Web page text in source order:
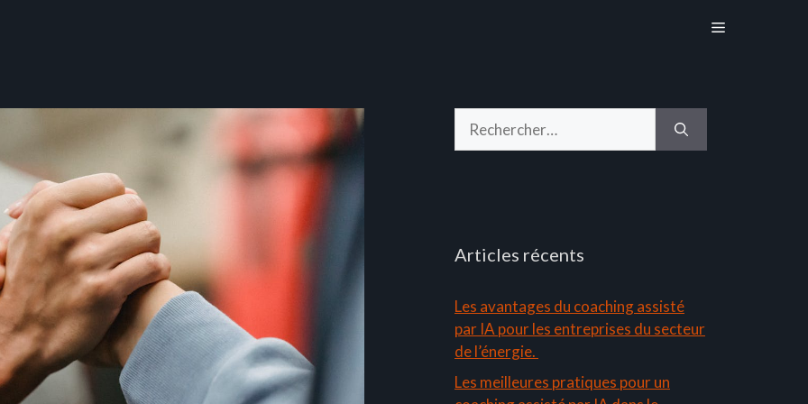
Menu
Articles récents
Les avantages du coaching assisté
par IA pour les entreprises du secteur
de l’énergie.
Les meilleures pratiques pour un